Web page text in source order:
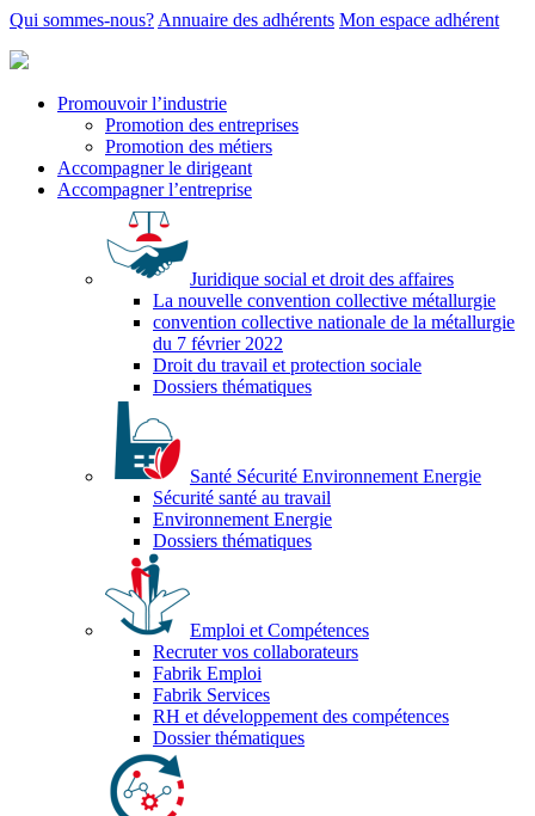
Qui sommes-nous? Annuaire des adhérents Mon espace adhérent
Promouvoir l’industrie
Promotion des entreprises
Promotion des métiers
Accompagner le dirigeant
Accompagner l’entreprise
Juridique social et droit des affaires
La nouvelle convention collective métallurgie
convention collective nationale de la métallurgie
du 7 février 2022
Droit du travail et protection sociale
Dossiers thématiques
Santé Sécurité Environnement Energie
Sécurité santé au travail
Environnement Energie
Dossiers thématiques
Emploi et Compétences
Recruter vos collaborateurs
Fabrik Emploi
Fabrik Services
RH et développement des compétences
Dossier thématiques